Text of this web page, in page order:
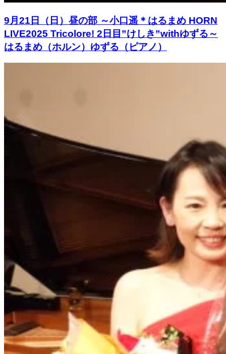
9月21日（日）昼の部 ～小口遥＊はるまめ HORN
LIVE2025 Tricolore! 2日目”けしき”withゆずる～
はるまめ（ホルン）ゆずる（ピアノ）